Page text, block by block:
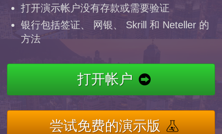
打开演示帐户没有存款或需要验证
银行包括签证、 网银、 Skrill 和 Neteller 的
方法
打开帐户
尝试免费的演示版